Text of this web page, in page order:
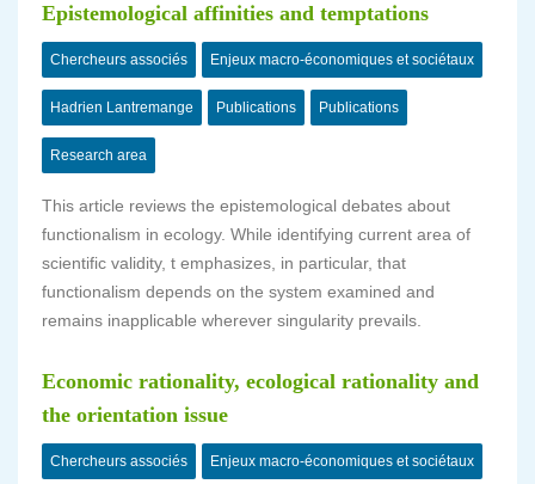
Epistemological affinities and temptations
Chercheurs associés Enjeux macro-économiques et sociétaux
Hadrien Lantremange Publications Publications
Research area
This article reviews the epistemological debates about
functionalism in ecology. While identifying current area of
scientific validity, t emphasizes, in particular, that
functionalism depends on the system examined and
remains inapplicable wherever singularity prevails.
Economic rationality, ecological rationality and
the orientation issue
Chercheurs associés Enjeux macro-économiques et sociétaux